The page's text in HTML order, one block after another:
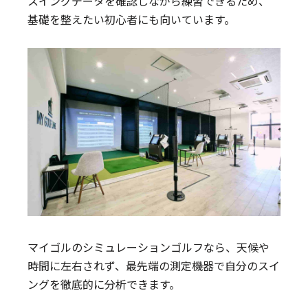
基礎を整えたい初心者にも向いています。
マイゴルのシミュレーションゴルフなら、天候や
時間に左右されず、最先端の測定機器で自分のスイ
ングを徹底的に分析できます。